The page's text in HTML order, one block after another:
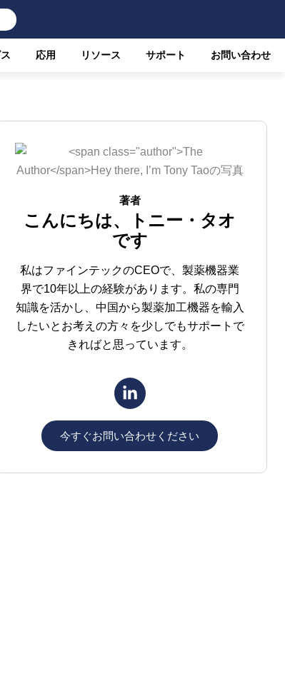
応用 リソース サポート お問い合わせ
著者
こんにちは、トニー・タオ
です
私はファインテックのCEOで、製薬機器業
界で10年以上の経験があります。私の専門
知識を活かし、中国から製薬加工機器を輸入
したいとお考えの方々を少しでもサポートで
きればと思っています。
今すぐお問い合わせください